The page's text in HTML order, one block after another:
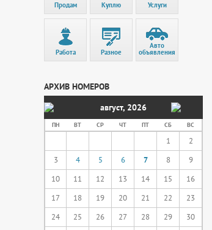
Продам Куплю Услуги
Работа Разное
Авто
объявления
АРХИВ НОМЕРОВ
август, 2026
ПН ВТ СР ЧТ ПТ СБ ВС
1
2
3
4 5 6 7 8
9
10
11 12 13 14 15
16
17
18 19 20 21 22
23
24
25 26 27 28 29
30